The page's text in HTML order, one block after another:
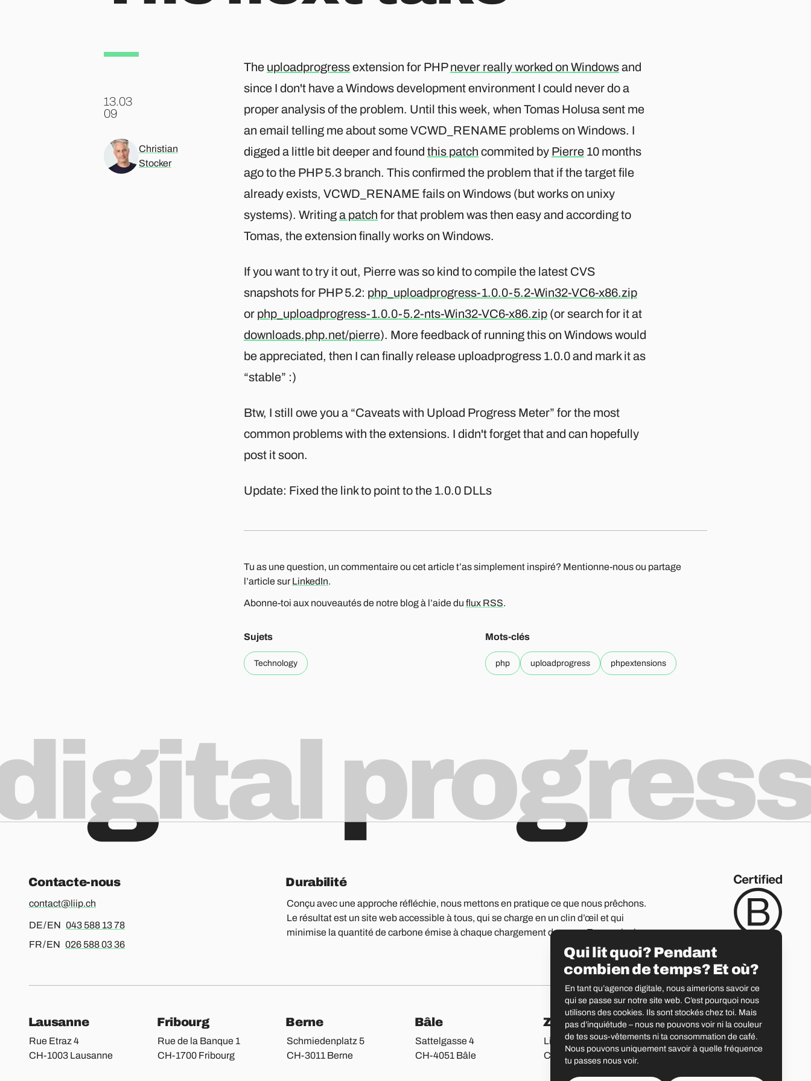
13.03
.09
Christian
Stocker
The uploadprogressextension for PHPnever really worked on Windowsand
since I don't have a Windows development environment I could never do a
proper analysis of the problem. Until this week, when Tomas Holusa sent me
an email telling me about some VCWD_RENAME problems on Windows. I
digged a little bit deeper and found this patch commited by Pierre 10 months
ago to the PHP 5.3 branch. This confirmed the problem that if the target file
already exists, VCWD_RENAME fails on Windows (but works on unixy
systems). Writinga patch for that problem was then easy and according to
Tomas, the extension finally works on Windows.
If you want to try it out, Pierre was so kind to compile the latest CVS
snapshots for PHP 5.2: php_uploadprogress-1.0.0-5.2-Win32-VC6-x86.zip
or php_uploadprogress-1.0.0-5.2-nts-Win32-VC6-x86.zip (or search for it at
downloads.php.net/pierre). More feedback of running this on Windows would
be appreciated, then I can finally release uploadprogress 1.0.0 and mark it as
“stable” :)
Btw, I still owe you a “Caveats with Upload Progress Meter” for the most
common problems with the extensions. I didn't forget that and can hopefully
post it soon.
Update: Fixed the link to point to the 1.0.0 DLLs
Tu as une question, un commentaire ou cet article t’as simplement inspiré? Mentionne-nous ou partage
l’article sur LinkedIn.
Abonne-toi aux nouveautés de notre blog à l’aide du flux RSS.
Sujets
Technology
Mots-clés
php uploadprogress phpextensions
Contacte-nous
contact@liip.ch
DE / EN Pour l’allemand ou l’anglais, merci d’appeler le
043 588 13 78
FR / EN Pour le français ou l’anglais, merci d’appeler le
026 588 03 36
Durabilité
Conçu avec une approche réfléchie, nous mettons en pratique ce que nous prêchons.
Le résultat est un site web accessible à tous, qui se charge en un clin d’œil et qui
minimise la quantité de carbone émise à chaque chargement de page.En savoir plus
Nos bureaux
Lausanne
Rue Etraz 4
CH-1003 Lausanne
Fribourg
Rue de la Banque 1
CH-1700 Fribourg
Berne
Schmiedenplatz 5
CH-3011 Berne
Bâle
Sattelgasse 4
CH-4051 Bâle
Zurich
Limmatstrasse 183
CH-8005 Zurich
Saint-Gall
Vadianstrasse 25A
CH-9000 Saint-Gall
Qui lit quoi? Pendant
combien de temps? Et où?
En tant qu’agence digitale, nous aimerions savoir ce
qui se passe sur notre site web. C’est pourquoi nous
utilisons des cookies. Ils sont stockés chez toi. Mais
pas d’inquiétude – nous ne pouvons voir ni la couleur
de tes sous-vêtements ni ta consommation de café.
Nous pouvons uniquement savoir à quelle fréquence
tu passes nous voir.